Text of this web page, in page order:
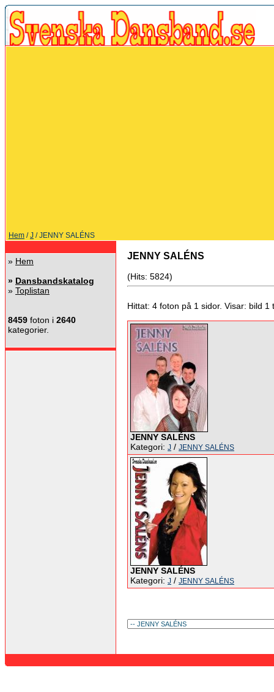
Hem /J / JENNY SALÉNS
» Hem
» Dansbandskatalog
» Toplistan
8459 foton i 2640
kategorier.
JENNY SALÉNS
(Hits: 5824)
Hittat: 4 foton på 1 sidor. Visar: bild 1
JENNY SALÉNS
Kategori: J / JENNY SALÉNS
JENNY SALÉNS
Kategori: J / JENNY SALÉNS